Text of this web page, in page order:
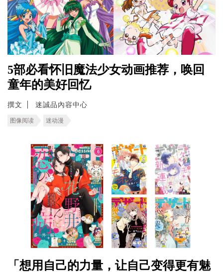
5部必看怀旧魔法少女动画推荐，唤回
童年的美好回忆
撰文 迷誠品內容中心
图像阅读 迷动漫
「想用自己的力量，让自己变得更有魅